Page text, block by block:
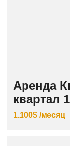
Аренда
квартал 1
1.100$ /месяц